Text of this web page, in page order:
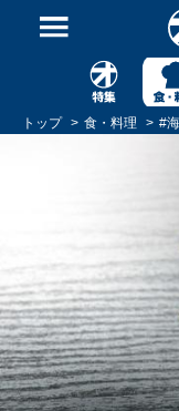
トップ 食・料理 #